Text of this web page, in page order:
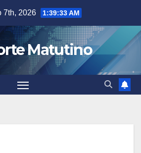
7th, 2026 1:39:34 AM
Matutino